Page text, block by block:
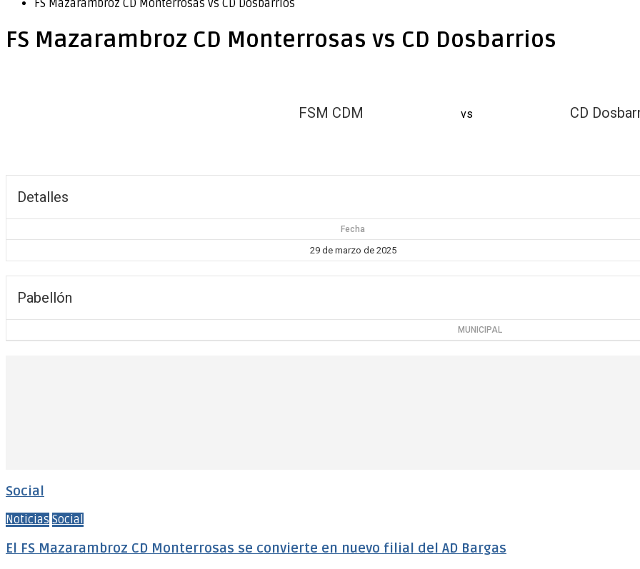
FS Mazarambroz CD Monterrosas vs CD Dosbarrios
FS Mazarambroz CD Monterrosas vs CD Dosbarrios
FSM CDM vs CD
Detalles
Fecha
29 de marzo de 2025
Pabellón
MUNICIPAL
Social
Noticias Social
El FS Mazarambroz CD Monterrosas se convierte en nuevo filial del AD Bargas